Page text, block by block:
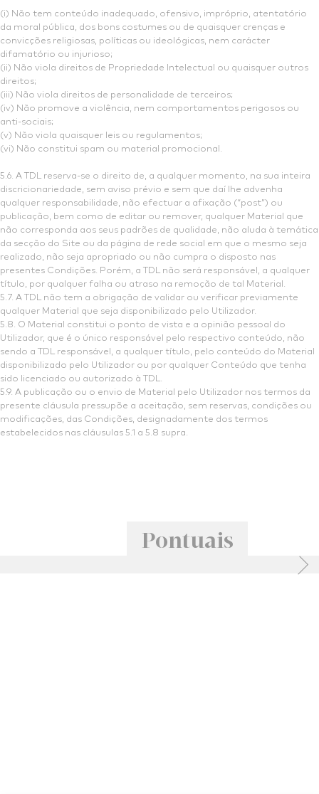
(i) Não tem conteúdo inadequado, ofensivo, impróprio, atentatório
da moral pública, dos bons costumes ou de quaisquer crenças e
convicções religiosas, políticas ou ideológicas, nem carácter
difamatório ou injurioso;
(ii) Não viola direitos de Propriedade Intelectual ou quaisquer outros
direitos;
(iii) Não viola direitos de personalidade de terceiros;
(iv) Não promove a violência, nem comportamentos perigosos ou
anti-sociais;
(v) Não viola quaisquer leis ou regulamentos;
(vi) Não constitui spam ou material promocional.
5.6. A TDL reserva-se o direito de, a qualquer momento, na sua inteira
discricionariedade, sem aviso prévio e sem que daí lhe advenha
qualquer responsabilidade, não efectuar a afixação (“post”) ou
publicação, bem como de editar ou remover, qualquer Material que
não corresponda aos seus padrões de qualidade, não aluda à temática
da secção do Site ou da página de rede social em que o mesmo seja
realizado, não seja apropriado ou não cumpra o disposto nas
presentes Condições. Porém, a TDL não será responsável, a qualquer
título, por qualquer falha ou atraso na remoção de tal Material.
5.7. A TDL não tem a obrigação de validar ou verificar previamente
qualquer Material que seja disponibilizado pelo Utilizador.
5.8. O Material constitui o ponto de vista e a opinião pessoal do
Utilizador, que é o único responsável pelo respectivo conteúdo, não
sendo a TDL responsável, a qualquer título, pelo conteúdo do Material
disponibilizado pelo Utilizador ou por qualquer Conteúdo que tenha
sido licenciado ou autorizado à TDL.
5.9. A publicação ou o envio de Material pelo Utilizador nos termos da
presente cláusula pressupõe a aceitação, sem reservas, condições ou
modificações, das Condições, designadamente dos termos
estabelecidos nas cláusulas 5.1 a 5.8 supra.
Pontuais